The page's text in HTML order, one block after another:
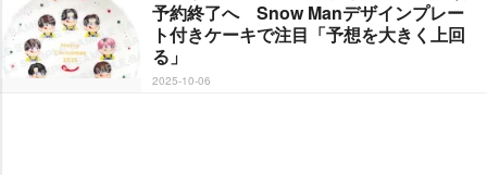
予約終了へ Snow Manデザインプレー
ト付きケーキで注目「予想を大きく上回
る」
2025-10-06